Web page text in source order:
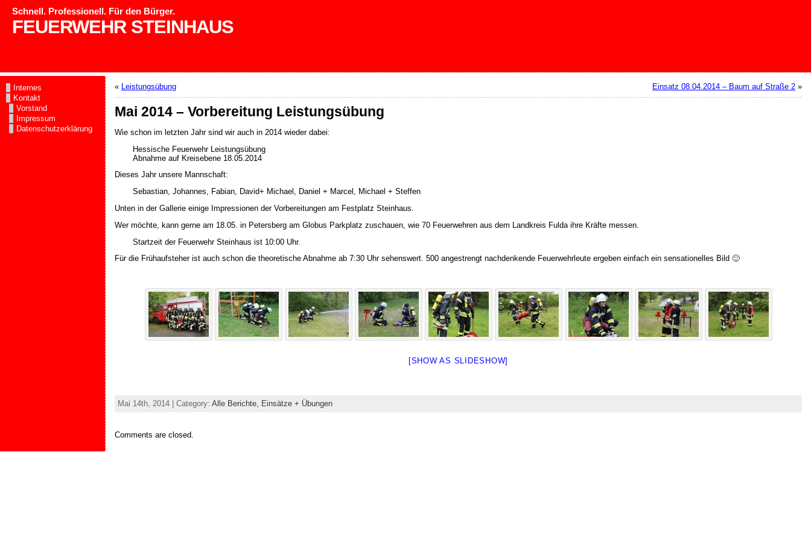
FEUERWEHR STEINHAUS
Schnell. Professionell. Für den Bürger.
Internes
Kontakt
Vorstand
Impressum
Datenschutzerklärung
« Leistungsübung Einsatz 08.04.2014 – Baum auf Straße 2 »
Mai 2014 – Vorbereitung Leistungsübung
Wie schon im letzten Jahr sind wir auch in 2014 wieder dabei:
Hessische Feuerwehr Leistungsübung
Abnahme auf Kreisebene 18.05.2014
Dieses Jahr unsere Mannschaft:
Sebastian, Johannes, Fabian, David+ Michael, Daniel + Marcel, Michael + Steffen
Unten in der Gallerie einige Impressionen der Vorbereitungen am Festplatz Steinhaus.
Wer möchte, kann gerne am 18.05. in Petersberg am Globus Parkplatz zuschauen, wie 70 Feuerwehren aus dem Landkreis Fulda ihre Kräfte messen.
Startzeit der Feuerwehr Steinhaus ist 10:00 Uhr.
Für die Frühaufsteher ist auch schon die theoretische Abnahme ab 7:30 Uhr sehenswert. 500 angestrengt nachdenkende Feuerwehrleute ergeben einfach ein sensationelles Bild 🙂
[SHOW AS SLIDESHOW]
Mai 14th, 2014 | Category: Alle Berichte, Einsätze + Übungen
Comments are closed.